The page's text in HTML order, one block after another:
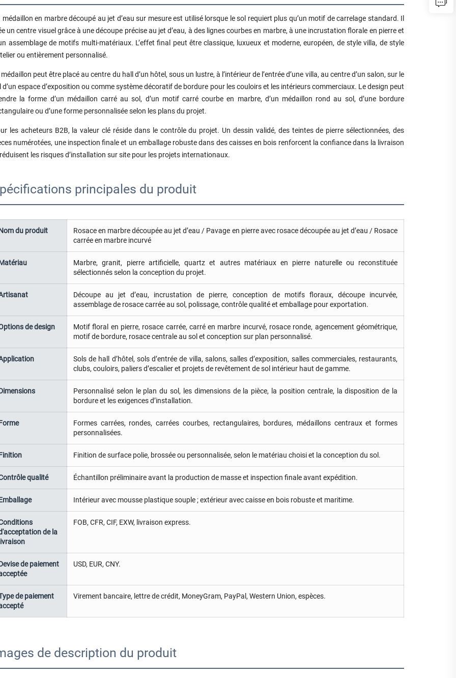
médaillon en marbre découpé au jet d’eau sur mesure est utilisé lorsque le sol requiert plus qu’un motif de carrelage standard. Il
un centre visuel grâce à une découpe précise au jet d’eau, à des lignes courbes en marbre, à une incrustation florale en pierre et
assemblage de motifs multi-matériaux. L’effet final peut être classique, luxueux et moderne, européen, de style villa, de style
ou entièrement personnalisé.
peut être placé au centre du hall d’un hôtel, sous un lustre, à l’intérieur de l’entrée d’une villa, au centre d’un salon, sur le
d’un espace d’exposition ou comme système décoratif de bordure pour les couloirs et les intérieurs commerciaux. Le design peut
la forme d’un médaillon carré au sol, d’un motif carré courbe en marbre, d’un médaillon rond au sol, d’une bordure
ou d’une forme personnalisée selon les plans du projet.
les acheteurs B2B, la valeur clé réside dans le contrôle du projet. Un dessin validé, des teintes de pierre sélectionnées, des
numérotées, une inspection finale et un emballage robuste dans des caisses en bois renforcent la confiance dans la livraison
les risques d’installation sur site pour les projets internationaux.
principales du produit
du produit
Rosace en marbre découpée au jet d’eau / Pavage en pierre avec rosace découpée au jet d’eau / Rosace
carrée en marbre incurvé
Marbre, granit, pierre artificielle, quartz et autres matériaux en pierre naturelle ou reconstituée
sélectionnés selon la conception du projet.
Découpe au jet d’eau, incrustation de pierre, conception de motifs floraux, découpe incurvée,
assemblage de rosace carrée au sol, polissage, contrôle qualité et emballage pour exportation.
de design
Motif floral en pierre, rosace carrée, carré en marbre incurvé, rosace ronde, agencement géométrique,
motif de bordure, rosace centrale au sol et conception sur plan personnalisé.
Sols de hall d’hôtel, sols d’entrée de villa, salons, salles d’exposition, salles commerciales, restaurants,
clubs, couloirs, paliers d’escalier et projets de revêtement de sol intérieur haut de gamme.
Personnalisé selon le plan du sol, les dimensions de la pièce, la position centrale, la disposition de la
bordure et les exigences d’installation.
Formes carrées, rondes, carrées courbes, rectangulaires, bordures, médaillons centraux et formes
personnalisées.
Finition de surface polie, brossée ou personnalisée, selon le matériau choisi et la conception du sol.
qualité Échantillon préliminaire avant la production de masse et inspection finale avant expédition.
Intérieur avec mousse plastique souple ; extérieur avec caisse en bois robuste et maritime.
de la
FOB, CFR, CIF, EXW, livraison express.
de paiement
USD, EUR, CNY.
de paiement
Virement bancaire, lettre de crédit, MoneyGram, PayPal, Western Union, espèces.
de description du produit